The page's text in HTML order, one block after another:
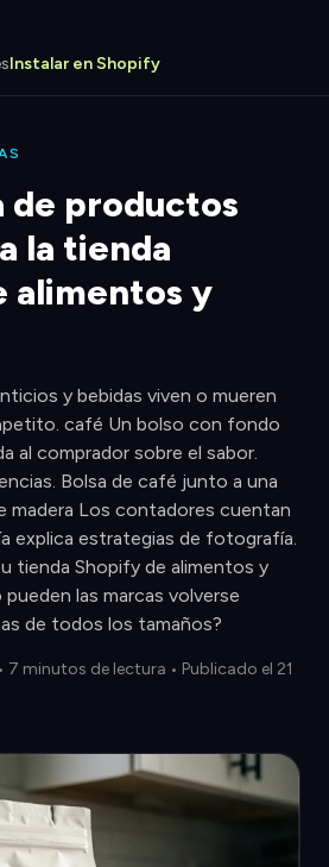
Instalar en Shopify
de productos
la tienda
alimentos y
y bebidas viven o mueren
café Un bolso con fondo
al comprador sobre el sabor.
Bolsa de café junto a una
madera Los contadores cuentan
explica estrategias de fotografía.
tienda Shopify de alimentos y
las marcas volverse
de todos los tamaños?
• 7 minutos de lectura • Publicado el 21